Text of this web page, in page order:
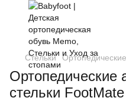
Стельки
Ортопедические
стельки